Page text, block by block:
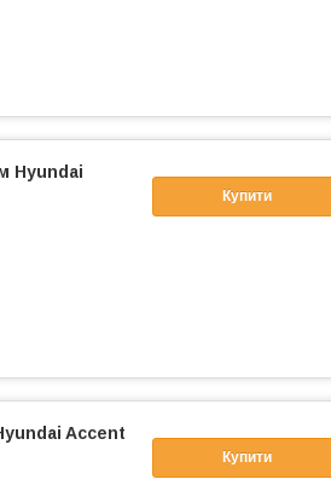
Купити
Hyundai
Купити
Accent